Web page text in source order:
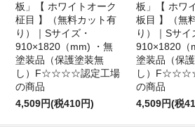
板」【 ホワイトオーク
柾目 】（無料カット有
り）｜Sサイズ・
910×1820（mm) ・無
塗装品（保護塗装無
し）F☆☆☆☆認定工場
の商品
4,509円(税410円)
板」【 ホワ
板目 】（無
り）｜Sサイ
910×1820（
塗装品（保
し）
の商品
4,509円(税